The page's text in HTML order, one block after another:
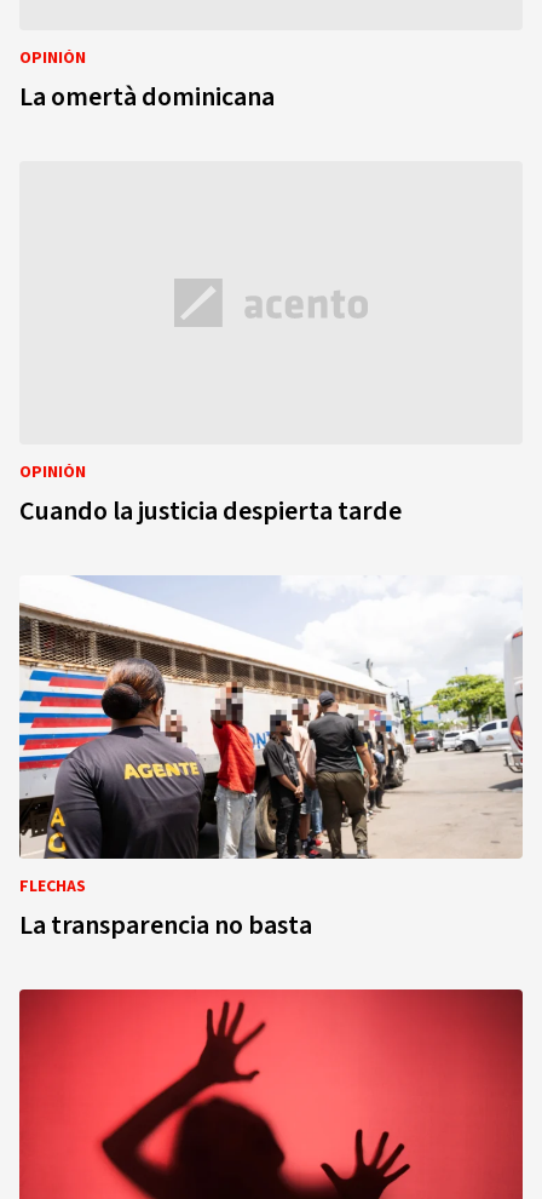
OPINIÓN
La omertà dominicana
OPINIÓN
Cuando la justicia despierta tarde
FLECHAS
La transparencia no basta